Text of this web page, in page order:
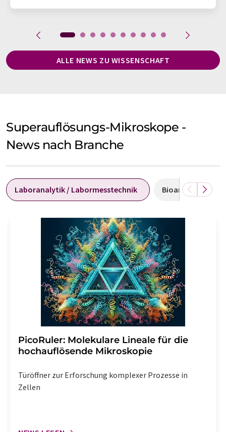
ALLE NEWS ZU WISSENSCHAFT
Superauflösungs-Mikroskope -
News nach Branche
Laboranalytik / Labormesstechnik Bioanalytik
PicoRuler: Molekulare Lineale für die
hochauflösende Mikroskopie
Türöffner zur Erforschung komplexer Prozesse in
Zellen